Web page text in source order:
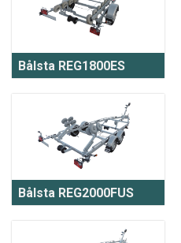
Bålsta REG1800ES
Bålsta REG2000FUS